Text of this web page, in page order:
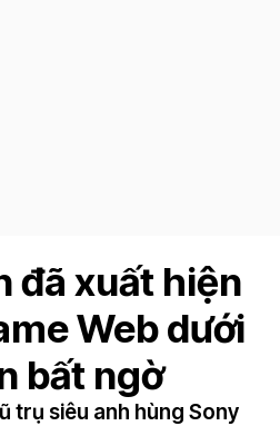
đã xuất hiện
Web dưới
bất ngờ
trụ siêu anh hùng Sony